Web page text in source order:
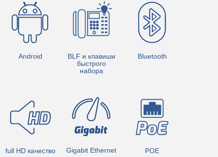
Android
BLF и клавиши
быстрого
набора
Bluetooth
full HD качество Gigabit Ethernet POE